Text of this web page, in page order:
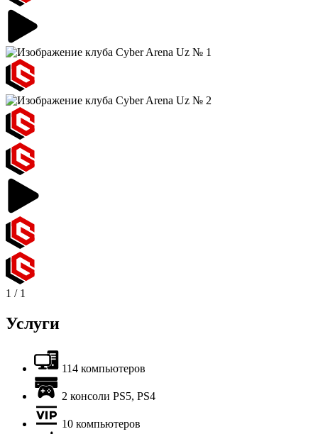
1 / 1
Услуги
114 компьютеров
2 консоли PS5, PS4
10 компьютеров